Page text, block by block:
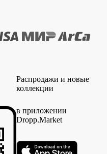
Распродажи и новые
коллекции
в приложении
Dropp.Market